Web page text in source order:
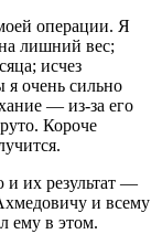
операции. Я
лишний вес;
исчез
я очень сильно
— из-за его
Короче
и их результат —
и всему
ему в этом.